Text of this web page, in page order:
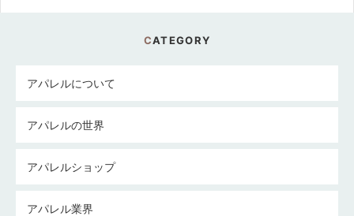
CATEGORY
アパレルについて
アパレルの世界
アパレルショップ
アパレル業界